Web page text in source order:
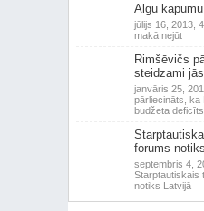
Algu
jūlijs 16, 2013,
makā nejūt
Rimšēvičs
steidzami
janvāris 25,
pārliecināts, ka
budžeta deficīts
forums
septembris 4,
Starptautiskais
notiks Latvijā